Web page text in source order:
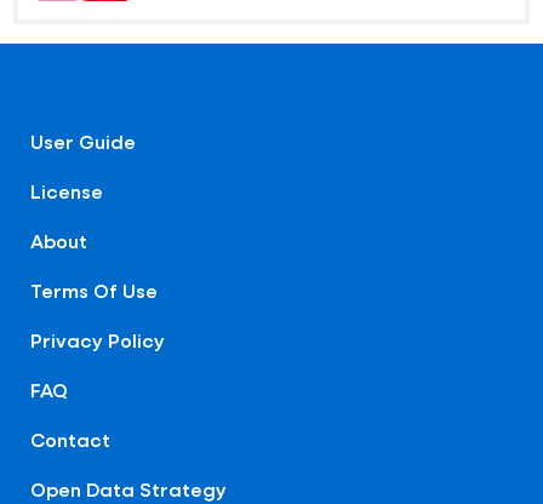
User Guide
License
About
Terms Of Use
Privacy Policy
FAQ
Contact
Open Data Strategy